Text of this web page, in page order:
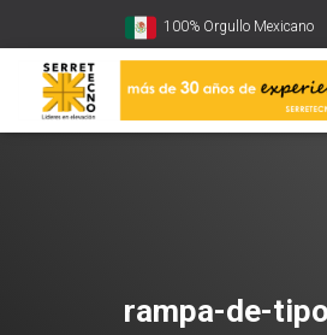
100% Orgullo Mexicano
rampa-de-